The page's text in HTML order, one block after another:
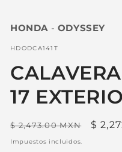
1
una
modal
HONDA - ODYSSEY
SKU:
HDODCA141T
17
Precio
habitual
$ 2,473.00 MXN $
Impuestos incluidos.